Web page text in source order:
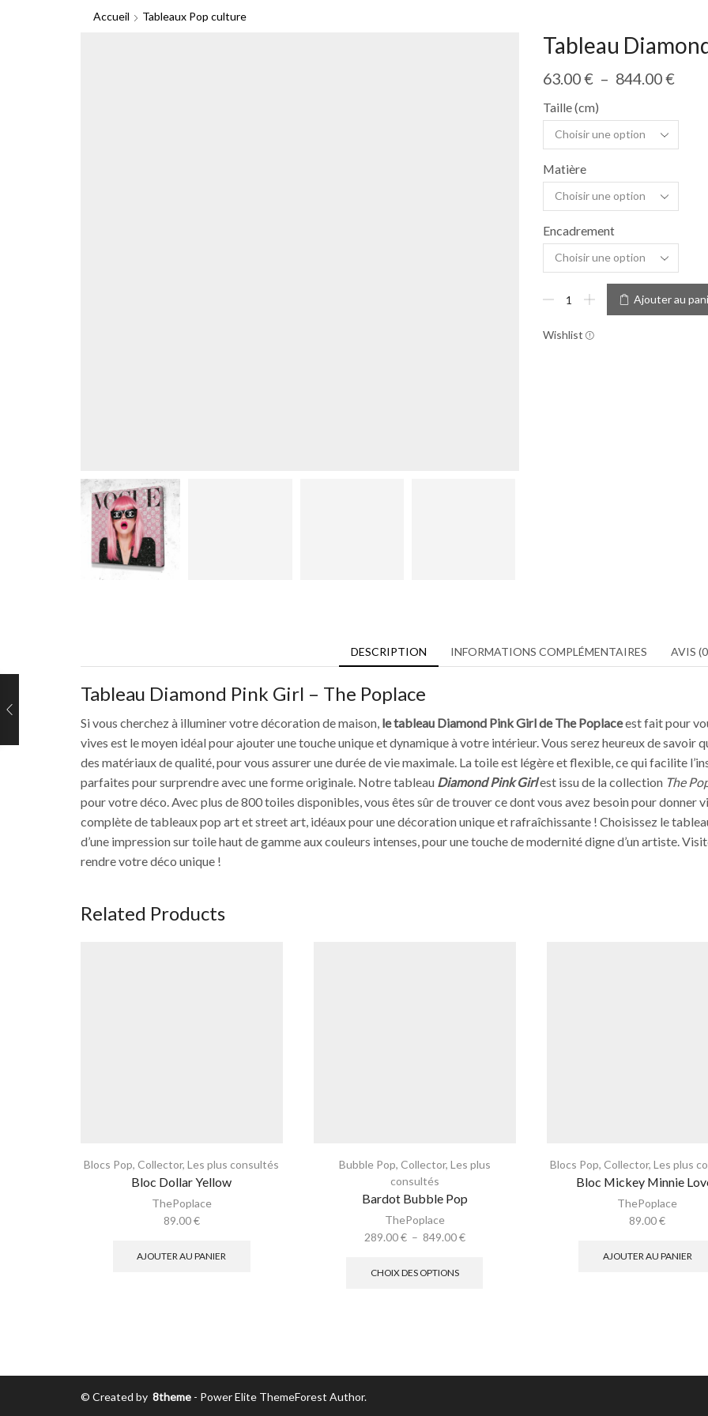
Accueil Tableaux Pop culture
Tableau
63.00€ – 844.00€
Taille (cm)
Matière
Encadrement
Ajouter au
Wishlist
DESCRIPTION INFORMATIONS COMPLÉMENTAIRES AVIS
Tableau Diamond Pink Girl – The Poplace
Si vous cherchez à illuminer votre décoration de maison, le tableau Diamond Pink Girl de The Poplaceest fait pour
vives est le moyen idéal pour ajouter une touche unique et dynamique à votre intérieur. Vous serez heureux de savoir
des matériaux de qualité, pour vous assurer une durée de vie maximale. La toile est légère et flexible, ce qui facilite
parfaites pour surprendre avec une forme originale. Notre tableau Diamond Pink Girlest issu de la collection The
pour votre déco. Avec plus de 800 toiles disponibles, vous êtes sûr de trouver ce dont vous avez besoin pour donner
complète de tableaux pop art et street art, idéaux pour une décoration unique et rafraîchissante ! Choisissez le
d’une impression sur toile haut de gamme aux couleurs intenses, pour une touche de modernité digne d’un artiste.
rendre votre déco unique !
Related Products
Blocs Pop,Collector,Les plus consultés
Bloc Dollar Yellow
ThePoplace
89.00€
AJOUTER AU PANIER
Bubble Pop, Collector, Les plus
consultés
Bardot Bubble Pop
ThePoplace
289.00€ – 849.00€
CHOIX DES OPTIONS
Blocs Pop, Collector, Les plus
Bloc Mickey Minnie
ThePoplace
89.00€
AJOUTER AU PANIER
© Created by 8theme - Power Elite ThemeForest Author.